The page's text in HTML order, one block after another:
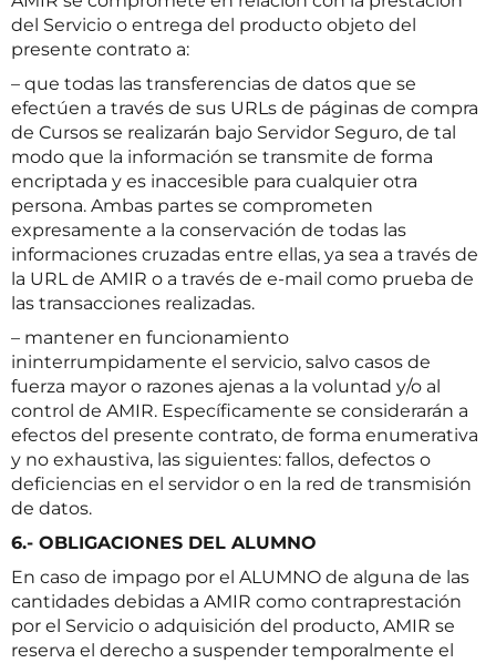
del Servicio o entrega del producto objeto del
presente contrato a:
– que todas las transferencias de datos que se
efectúen a través de sus URLs de páginas de compra
de Cursos se realizarán bajo Servidor Seguro, de tal
modo que la información se transmite de forma
encriptada y es inaccesible para cualquier otra
persona. Ambas partes se comprometen
expresamente a la conservación de todas las
informaciones cruzadas entre ellas, ya sea a través de
la URL de AMIR o a través de e-mail como prueba de
las transacciones realizadas.
– mantener en funcionamiento
ininterrumpidamente el servicio, salvo casos de
fuerza mayor o razones ajenas a la voluntad y/o al
control de AMIR. Específicamente se considerarán a
efectos del presente contrato, de forma enumerativa
y no exhaustiva, las siguientes: fallos, defectos o
deficiencias en el servidor o en la red de transmisión
de datos.
6.- OBLIGACIONES DEL ALUMNO
En caso de impago por el ALUMNO de alguna de las
cantidades debidas a AMIR como contraprestación
por el Servicio o adquisición del producto, AMIR se
reserva el derecho a suspender temporalmente el